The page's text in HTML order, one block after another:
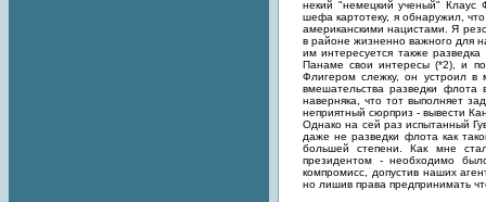
некий "немецкий ученый" Клаус
шефа картотеку, я обнаружил,
американскими нацистами. Я
в районе жизненно важного для
им интересуется также
Панаме свои интересы (*2), и
Флигером слежку, он устроил в
вмешательства разведки
наверняка, что тот выполняет
неприятный сюрприз - вывести
Однако на сей раз испытанный
даже не разведки флота как
большей степени. Как мне
президентом - необходимо
компромисс, допустив наших
но лишив права предпринимать